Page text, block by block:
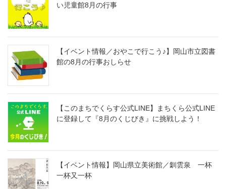
い児童館8月の行事
【イベント情報／おやこで行こう♪】岡山市立図書
館の8月の行事おしらせ
【このまちでくらす公式LINE】まちくら公式LINE
に登録して『8月のくじびき』に挑戦しよう！
【イベント情報】岡山県立美術館／釧雲泉 一杯
一杯又一杯